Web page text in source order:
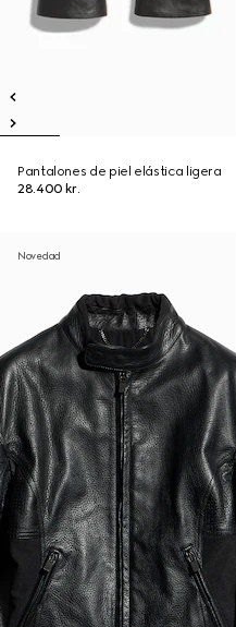
Pantalones de piel elástica ligera
28.400 kr.
Novedad